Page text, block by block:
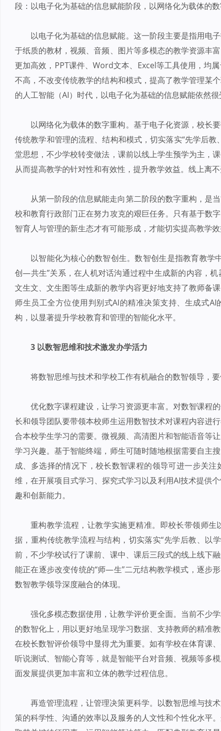
段：以电子化为基础的信息赋能阶段，以网络化为载体的
以电子化为基础的信息赋能。这一阶段主要是指用电
于纸质的教材，视频、音频、图片等多模态的教学资源丰
更加高效，PPT课件、Word文本、Excel等工具使用，均
不高，不改变传统教学的结构和模式，提高了教学管理某
的人工智能（AI）时代，以电子化为基础的信息赋能依然
以网络化为载体的数字重构。基于电子化资源，校长
传统教学和管理的流程、结构和模式，切实落实“先学后
堂思想，不少学校转变做法，课前以线上学生预学为主，
从而提高教学的针对性和有效性，提升教学效益。线上离
从第一阶段的信息赋能走向第二阶段的数字重构，是
校和教育行政部门正在努力攻克的艰巨任务。只有基于数
智育人与管理的新生态才有可能形成，才能切实提高教学
以智能化为核心的数智创生。数智创生是指教育教学
创—共生”关系，在人机对话沟通过程中生成新的内容，
文生文、文生图等生成新的教学内容更好地支持了教师备
师生员工全方位使用判别式AI的精准决策支持、生成式
构，以显著提升学校教育和管理的智能化水平。
3 以数智思维和技术激发办学活力
将数智思维与技术和学校工作有机融合的数智领导，
优化数字课程建设，让学习资源更丰富。对数智课程
长和领导团队要带领本校师生运用数智技术对课程内容进
合本校学生学习的需要。微视频、高清图片和智能语音等
学习兴趣。基于智能终端，师生可随时随地根据需要自主
成、多选择的情况下，校长数智课程的领导可进一步关
维，在开展项目式学习、探究式学习以及利用AI技术提供
趣和创新能力。
重构教学流程，让教学实施更精准。即校长带领师
据，重构传统教学流程与结构，切实落实“先学后教、以
前，不少学校试行了课前、课中、课后三段式的线上线下
能正在逐步改变传统的“师—生”二元结构教学模式，逐步
数智教学领导深度融合的体现。
强化多模态数据使用，让教学评价更全面。当前不少
的数智化上，用以更好地呈现学习数据、支持教师的精准
在校长数智评价领导中显得尤为重要。如有学校在体育课
听说测试、智能心育等，就是智能平台对音频、视频等多
面发展提供更加丰富和立体的教学过程信息。
再造管理流程，让管理决策更科学。以数智思维与技
策的科学性、沟通的效率以及服务的人文性和个性化水平